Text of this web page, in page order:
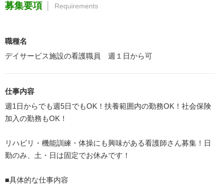
募集要項 Requirements
職種名
デイサービス施設の看護職員 週１日から可
仕事内容
週1日からでも週5日でもOK！扶養範囲内の勤務OK！社会保険
加入の勤務もOK！
リハビリ・機能訓練・体操にも興味がある看護師さん募集！日
勤のみ、土・日は固定でお休みです！
■具体的な仕事内容